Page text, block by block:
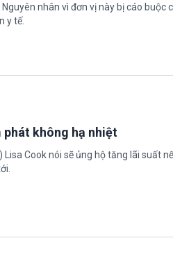
nhân vì đơn vị này bị cáo buộc
y tế.
phát không hạ nhiệt
Cook nói sẽ ủng hộ tăng lãi suất